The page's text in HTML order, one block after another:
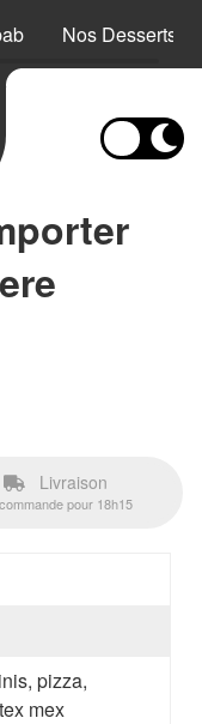
Nos Desserts
Livraison
pour 18h15
pizza,
mex